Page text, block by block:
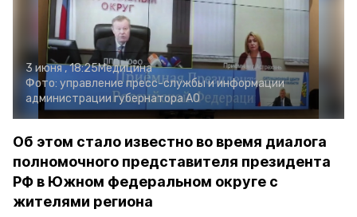
3 июня , 18:25Медицина
Фото: управление пресс-службы и информации
администрации губернатора АО
Об этом стало известно во время диалога
полномочного представителя президента
РФ в Южном федеральном округе с
жителями региона